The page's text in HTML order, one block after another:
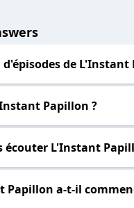
de L'Instant
Papillon ?
écouter L'Instant
Papillon a-t-il